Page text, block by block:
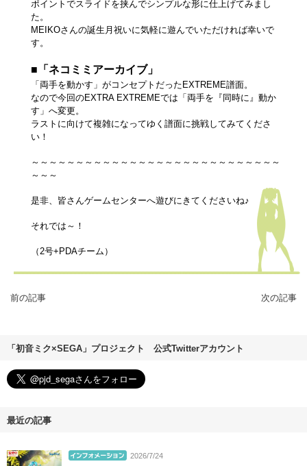
ポイントでスライドを挟んでシンプルな形に仕上げてみまし
た。
MEIKOさんの誕生月祝いに気軽に遊んでいただければ幸いで
す。
■「ネコミミアーカイブ」
「両手を動かす」がコンセプトだったEXTREME譜面。
なので今回のEXTRA EXTREMEでは「両手を『同時に』動か
す」へ変更。
ラストに向けて複雑になってゆく譜面に挑戦してみてくださ
い！
～～～～～～～～～～～～～～～～～～～～～～～～～～～～
～～～
是非、皆さんゲームセンターへ遊びにきてくださいね♪
それでは～！
（2号+PDAチーム）
前の記事 次の記事
「初音ミク×SEGA」プロジェクト 公式Twitterアカウント
最近の記事
2026/7/24